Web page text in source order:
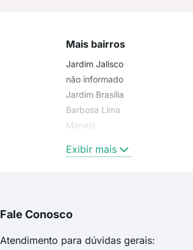
Mais bairros
Jardim Jalisco
não informado
Jardim Brasília
Barbosa Lima
Manejo
Exibir mais
Fale Conosco
Atendimento para dúvidas gerais: